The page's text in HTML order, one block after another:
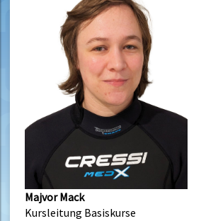
Majvor Mack
Kursleitung Basiskurse